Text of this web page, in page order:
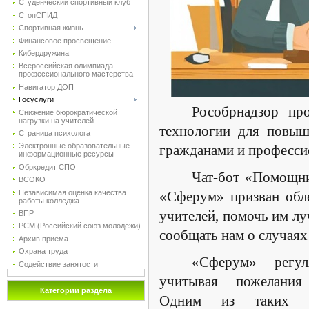
Студенческий спортивный клуб
CтопСПИД
Спортивная жизнь
Финансовое просвещение
Кибердружина
Всероссийская олимпиада
профессионального мастерства
Навигатор ДОП
Госуслуги
Снижение бюрократической
нагрузки на учителей
Страница психолога
Электронные образовательные
информационные ресурсы
Обркредит СПО
ВСОКО
Независимая оценка качества
работы колледжа
ВПР
РСМ (Российский союз молодежи)
Архив приема
Охрана труда
Содействие занятости
Категории раздела
Рособрнадзор
технологии для
гражданами и
Чат-бот
«Сферум» призван
учителей, помочь им
сообщать нам о
«Сферум»
учитывая пожелания
Одним из таких